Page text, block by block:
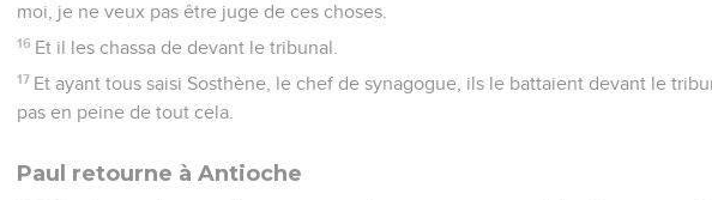
moi, je ne veux pas être juge de ces choses.
16 Et il les chassa de devant le tribunal.
17 Et ayant tous saisi Sosthène, le chef de synagogue, ils le battaient devant le
pas en peine de tout cela.
Paul retourne à Antioche